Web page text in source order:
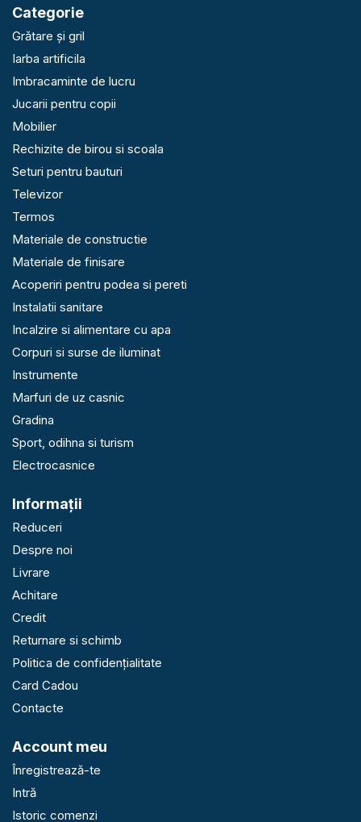
Categorie
Grătare și gril
Iarba artificila
Imbracaminte de lucru
Jucarii pentru copii
Mobilier
Rechizite de birou si scoala
Seturi pentru bauturi
Televizor
Termos
Materiale de constructie
Materiale de finisare
Acoperiri pentru podea si pereti
Instalatii sanitare
Incalzire si alimentare cu apa
Corpuri si surse de iluminat
Instrumente
Marfuri de uz casnic
Gradina
Sport, odihna si turism
Electrocasnice
Informaţii
Reduceri
Despre noi
Livrare
Achitare
Credit
Returnare si schimb
Politica de confidențialitate
Card Cadou
Contacte
Account meu
Înregistrează-te
Intră
Istoric comenzi